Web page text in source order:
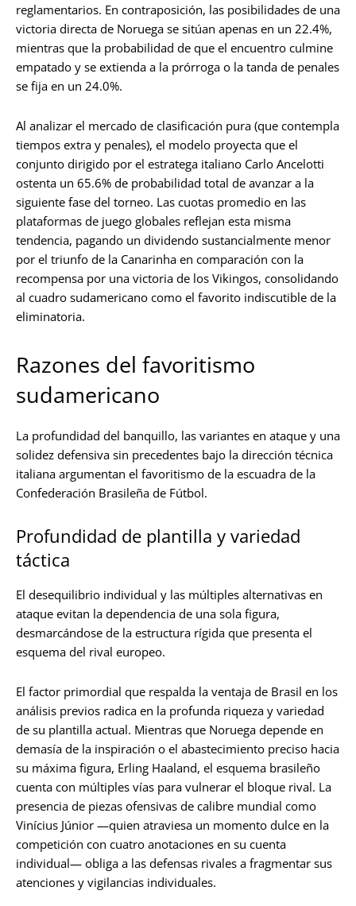
reglamentarios. En contraposición, las posibilidades de una
victoria directa de Noruega se sitúan apenas en un 22.4%,
mientras que la probabilidad de que el encuentro culmine
empatado y se extienda a la prórroga o la tanda de penales
se fija en un 24.0%.
Al analizar el mercado de clasificación pura (que contempla
tiempos extra y penales), el modelo proyecta que el
conjunto dirigido por el estratega italiano Carlo Ancelotti
ostenta un 65.6% de probabilidad total de avanzar a la
siguiente fase del torneo. Las cuotas promedio en las
plataformas de juego globales reflejan esta misma
tendencia, pagando un dividendo sustancialmente menor
por el triunfo de la Canarinha en comparación con la
recompensa por una victoria de los Vikingos, consolidando
al cuadro sudamericano como el favorito indiscutible de la
eliminatoria.
Razones del favoritismo
sudamericano
La profundidad del banquillo, las variantes en ataque y una
solidez defensiva sin precedentes bajo la dirección técnica
italiana argumentan el favoritismo de la escuadra de la
Confederación Brasileña de Fútbol.
Profundidad de plantilla y variedad
táctica
El desequilibrio individual y las múltiples alternativas en
ataque evitan la dependencia de una sola figura,
desmarcándose de la estructura rígida que presenta el
esquema del rival europeo.
El factor primordial que respalda la ventaja de Brasil en los
análisis previos radica en la profunda riqueza y variedad
de su plantilla actual. Mientras que Noruega depende en
demasía de la inspiración o el abastecimiento preciso hacia
su máxima figura, Erling Haaland, el esquema brasileño
cuenta con múltiples vías para vulnerar el bloque rival. La
presencia de piezas ofensivas de calibre mundial como
Vinícius Júnior —quien atraviesa un momento dulce en la
competición con cuatro anotaciones en su cuenta
individual— obliga a las defensas rivales a fragmentar sus
atenciones y vigilancias individuales.